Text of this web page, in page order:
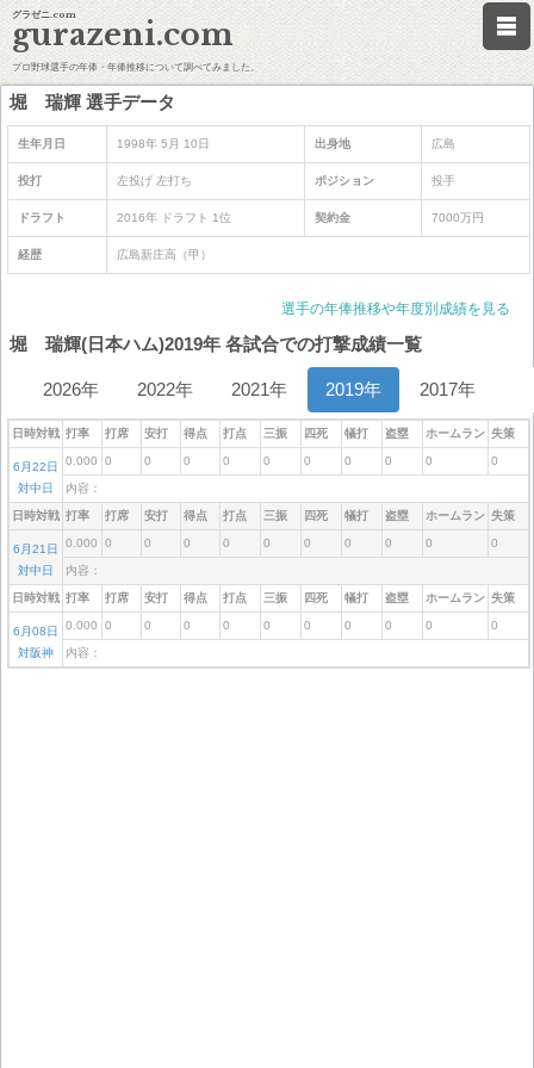
グラゼニ.com
gurazeni.com
プロ野球選手の年俸・年俸推移について調べてみました。
堀 瑞輝 選手データ
生年月日 1998年 5月 10日 出身地 広島
投打 左投げ 左打ち ポジション 投手
ドラフト 2016年 ドラフト 1位 契約金 7000万円
経歴 広島新庄高（甲）
選手の年俸推移や年度別成績を見る
堀 瑞輝(日本ハム)2019年 各試合での打撃成績一覧
2026年 2022年 2021年 2019年 2017年
日時対戦 打率 打席 安打 得点 打点 三振 四死 犠打 盗塁 ホームラン 失策
6月22日
対中日
0.000 0 0 0 0 0 0 0 0 0 0
内容：
日時対戦 打率 打席 安打 得点 打点 三振 四死 犠打 盗塁 ホームラン 失策
6月21日
対中日
0.000 0 0 0 0 0 0 0 0 0 0
内容：
日時対戦 打率 打席 安打 得点 打点 三振 四死 犠打 盗塁 ホームラン 失策
6月08日
対阪神
0.000 0 0 0 0 0 0 0 0 0 0
内容：